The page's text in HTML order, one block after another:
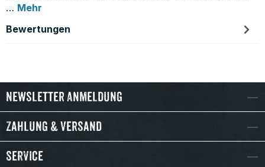
… Mehr
Bewertungen
Newsletter Anmeldung
Zahlung & Versand
Service